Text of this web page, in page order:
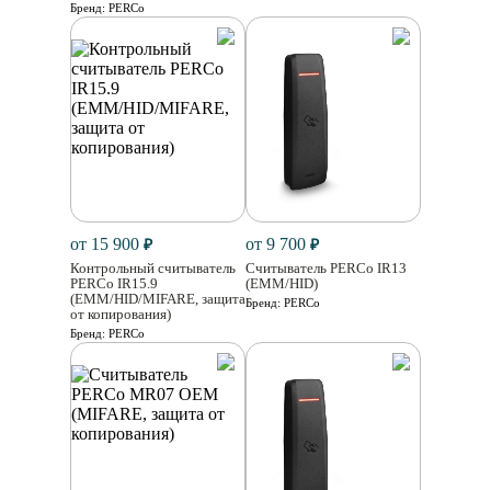
Бренд: PERCo
от 15 900 ₽
Контрольный считыватель
PERCo IR15.9
(EMM/HID/MIFARE, защита
от копирования)
Бренд: PERCo
от 9 700 ₽
Считыватель PERCo IR13
(EMM/HID)
Бренд: PERCo